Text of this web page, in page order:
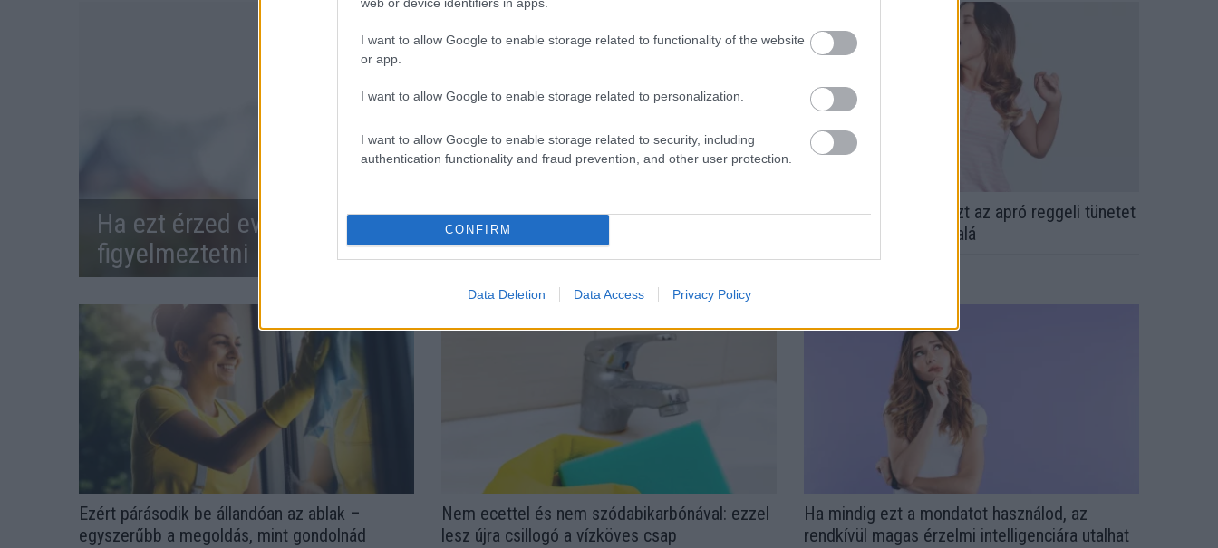
I want to allow Google to enable storage related to functionality of the website
or app.
I want to allow Google to enable storage related to personalization.
I want to allow Google to enable storage related to security, including
authentication functionality and fraud prevention, and other user protection.
CONFIRM
Data Deletion Data Access Privacy Policy
Ha ezt érzed evés után, a szervezeted fontos dologra próbál
figyelmeztetni
Orvos figyelmeztet: ezt az apró reggeli tünetet
ne söpörd a szőnyeg alá
Ezért párásodik be állandóan az ablak –
egyszerűbb a megoldás, mint gondolnád
Nem ecettel és nem szódabikarbónával: ezzel
lesz újra csillogó a vízköves csap
Ha mindig ezt a mondatot használod, az
rendkívül magas érzelmi intelligenciára utalhat